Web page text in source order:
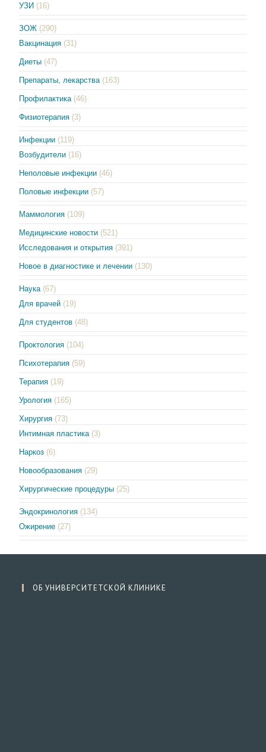
УЗИ (16)
ЗОЖ (290)
Вакцинация (31)
Диеты (47)
Препараты, лекарства (163)
Профилактика (46)
Физиотерапия (3)
Инфекции (119)
Возбудители (16)
Неполовые инфекции (46)
Половые инфекции (57)
Маммология (109)
Медицинские новости (521)
Исследования и открытия (391)
Новое в диагностике и лечении (130)
Наука (67)
Для врачей (19)
Для студентов (48)
Проктология (104)
Психотерапия (59)
Терапия (19)
Урология (165)
Хирургия (73)
Интимная пластика (3)
Наркоз (6)
Новообразования (29)
Хирургические процедуры (25)
Эндокринология (134)
Ожирение (27)
ОБ УНИВЕРСИТЕТСКОЙ КЛИНИКЕ